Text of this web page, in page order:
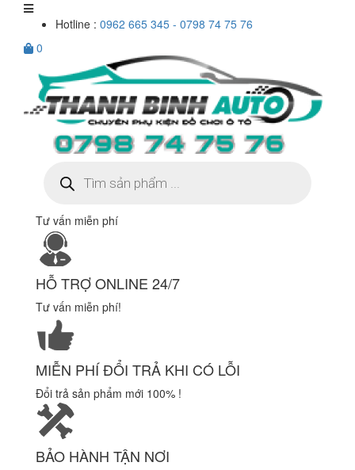
Hotline : 0962 665 345 - 0798 74 75 76
0
kiếm
sản
Tư vấn miễn phí
HỖ TRỢ ONLINE 24/7
Tư vấn miễn phí!
MIỄN PHÍ ĐỔI TRẢ KHI CÓ LỖI
Đổi trả sản phẩm mới 100% !
BẢO HÀNH TẬN NƠI